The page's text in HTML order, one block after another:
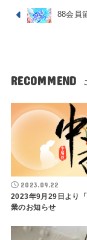
88会員
RECOMMEND
2023.09.22
2023年9月29日より
業のお知らせ